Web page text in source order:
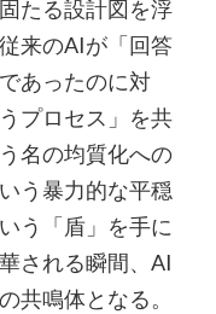
たる設計図を浮
来のAIが「回答
あったのに対
プロセス」を共
名の均質化への
う暴力的な平穏
う「盾」を手に
される瞬間、AI
共鳴体となる。